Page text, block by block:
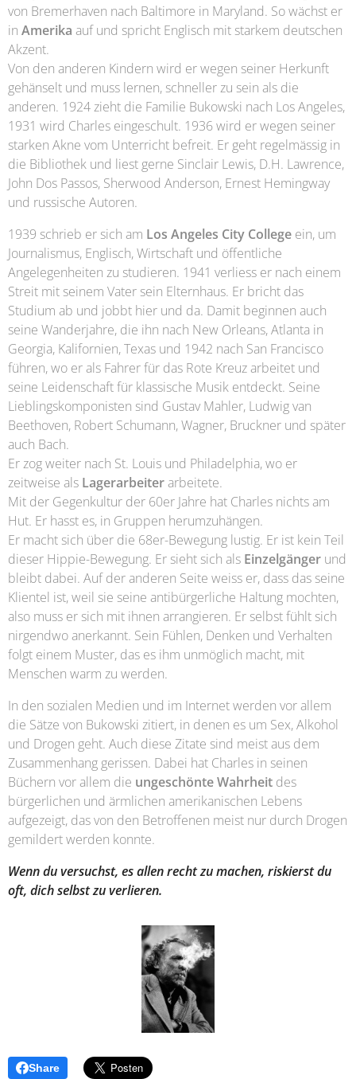
von Bremerhaven nach Baltimore in Maryland. So wächst er
in Amerika auf und spricht Englisch mit starkem deutschen
Akzent.
Von den anderen Kindern wird er wegen seiner Herkunft
gehänselt und muss lernen, schneller zu sein als die
anderen. 1924 zieht die Familie Bukowski nach Los Angeles,
1931 wird Charles eingeschult. 1936 wird er wegen seiner
starken Akne vom Unterricht befreit. Er geht regelmässig in
die Bibliothek und liest gerne Sinclair Lewis, D.H. Lawrence,
John Dos Passos, Sherwood Anderson, Ernest Hemingway
und russische Autoren.
1939 schrieb er sich am Los Angeles City College ein, um
Journalismus, Englisch, Wirtschaft und öffentliche
Angelegenheiten zu studieren. 1941 verliess er nach einem
Streit mit seinem Vater sein Elternhaus. Er bricht das
Studium ab und jobbt hier und da. Damit beginnen auch
seine Wanderjahre, die ihn nach New Orleans, Atlanta in
Georgia, Kalifornien, Texas und 1942 nach San Francisco
führen, wo er als Fahrer für das Rote Kreuz arbeitet und
seine Leidenschaft für klassische Musik entdeckt. Seine
Lieblingskomponisten sind Gustav Mahler, Ludwig van
Beethoven, Robert Schumann, Wagner, Bruckner und später
auch Bach.
Er zog weiter nach St. Louis und Philadelphia, wo er
zeitweise als Lagerarbeiterarbeitete.
Mit der Gegenkultur der 60er Jahre hat Charles nichts am
Hut. Er hasst es, in Gruppen herumzuhängen.
Er macht sich über die 68er-Bewegung lustig. Er ist kein Teil
dieser Hippie-Bewegung. Er sieht sich als Einzelgänger und
bleibt dabei. Auf der anderen Seite weiss er, dass das seine
Klientel ist, weil sie seine antibürgerliche Haltung mochten,
also muss er sich mit ihnen arrangieren. Er selbst fühlt sich
nirgendwo anerkannt. Sein Fühlen, Denken und Verhalten
folgt einem Muster, das es ihm unmöglich macht, mit
Menschen warm zu werden.
In den sozialen Medien und im Internet werden vor allem
die Sätze von Bukowski zitiert, in denen es um Sex, Alkohol
und Drogen geht. Auch diese Zitate sind meist aus dem
Zusammenhang gerissen. Dabei hat Charles in seinen
Büchern vor allem die ungeschönte Wahrheit des
bürgerlichen und ärmlichen amerikanischen Lebens
aufgezeigt, das von den Betroffenen meist nur durch Drogen
gemildert werden konnte.
Wenn du versuchst, es allen recht zu machen, riskierst du
oft, dich selbst zu verlieren.
Share